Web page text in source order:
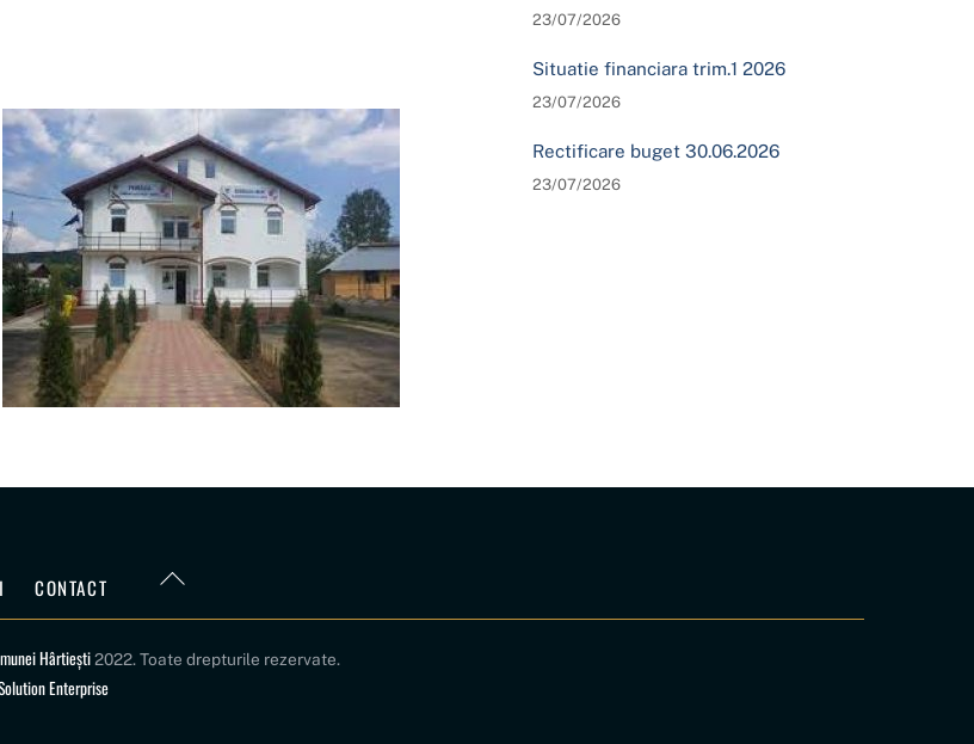
23/07/2026
Situatie financiara trim.1 2026
23/07/2026
Rectificare buget 30.06.2026
23/07/2026
Back
CONTACT
Hârtiești2022. Toate drepturile rezervate.
Enterprise